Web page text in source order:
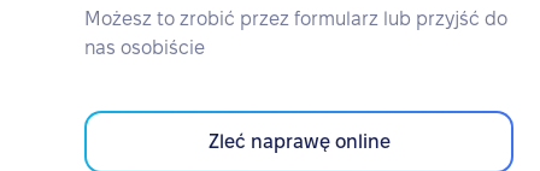
Możesz to zrobić przez formularz lub przyjść do
nas osobiście
Zleć naprawę online